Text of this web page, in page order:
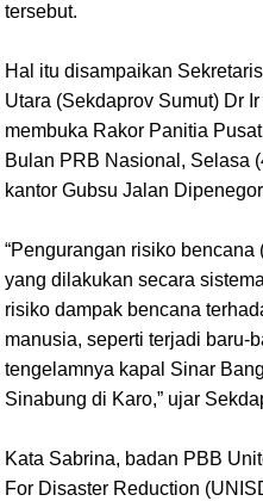
tersebut.
Hal itu disampaikan
Utara (Sekdaprov Sumut) Dr
membuka Rakor Panitia
Bulan PRB Nasional, Selasa
kantor Gubsu Jalan
“Pengurangan risiko
yang dilakukan secara
risiko dampak bencana
manusia, seperti terjadi baru-
tengelamnya kapal Sinar
Sinabung di Karo,” ujar
Kata Sabrina, badan PBB
For Disaster Reduction